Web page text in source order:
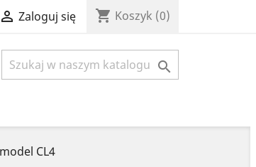
 Zaloguj się shopping_cart Koszyk (0)

CL4